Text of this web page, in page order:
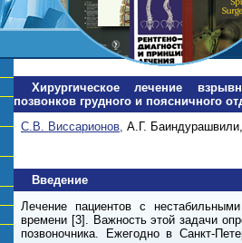
Хирургическое лечение
позвонков грудного и поясничного
С.В. Виссарионов, А.Г.
Введение
Лечение пациентов с
времени [3]. Важность этой задачи
позвоночника. Ежегодно в Санкт-